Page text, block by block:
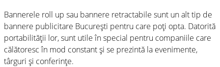
Bannerele roll up sau bannere retractabile sunt un alt tip de
bannere publicitare București pentru care poți opta. Datorită
portabilității lor, sunt utile în special pentru companiile care
călătoresc în mod constant și se prezintă la evenimente,
târguri și conferințe.